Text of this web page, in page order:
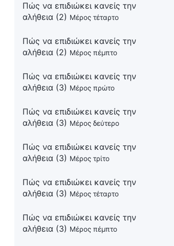
Πώς να επιδιώκει κανείς την
αλήθεια (2) Μέρος τέταρτο
Πώς να επιδιώκει κανείς την
αλήθεια (2) Μέρος πέμπτο
Πώς να επιδιώκει κανείς την
αλήθεια (3) Μέρος πρώτο
Πώς να επιδιώκει κανείς την
αλήθεια (3) Μέρος δεύτερο
Πώς να επιδιώκει κανείς την
αλήθεια (3) Μέρος τρίτο
Πώς να επιδιώκει κανείς την
αλήθεια (3) Μέρος τέταρτο
Πώς να επιδιώκει κανείς την
αλήθεια (3) Μέρος πέμπτο